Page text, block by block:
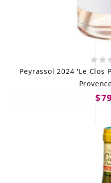
Peyrassol 2024 'Le Clos